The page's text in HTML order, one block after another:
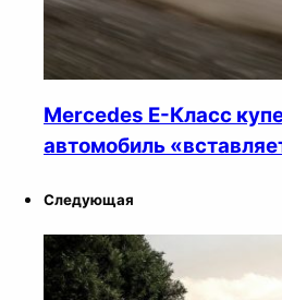
Mercedes E-Класс
автомобиль
Следующая